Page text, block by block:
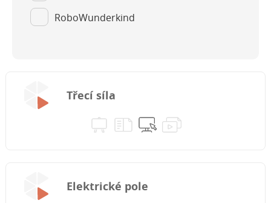
RoboWunderkind
Třecí síla
Elektrické pole